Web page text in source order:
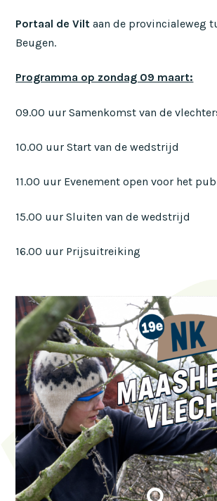
Portaal de Vilt aan de provincialeweg
Beugen.
Programma op zondag 09 maart:
09.00 uur Samenkomst van de
10.00 uur Start van de wedstrijd
11.00 uur Evenement open voor het
15.00 uur Sluiten van de wedstrijd
16.00 uur Prijsuitreiking